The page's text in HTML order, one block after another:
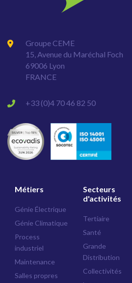
Groupe CEME
15, Avenue du Maréchal Foch
69006 Lyon
FRANCE
+33 (0)4 70 46 82 50
Métiers
Génie Électrique
Génie Climatique
Process
industriel
Maintenance
Salles propres
Secteurs
d'activités
Tertiaire
Santé
Grande
Distribution
Collectivités